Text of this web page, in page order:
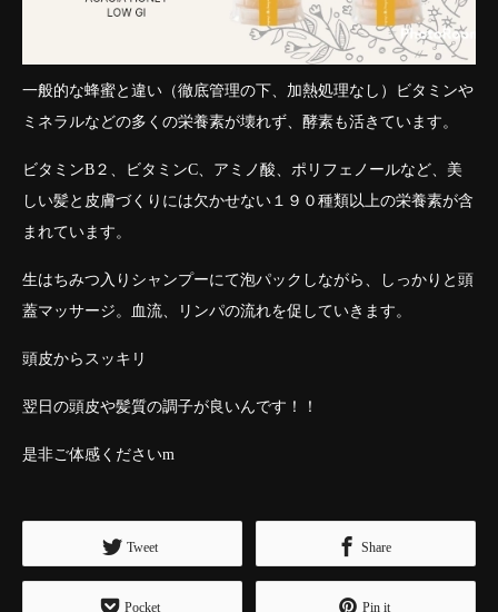
一般的な蜂蜜と違い（徹底管理の下、加熱処理なし）ビタミンや
ミネラルなどの多くの栄養素が壊れず、酵素も活きています。
ビタミンB２、ビタミンC、アミノ酸、ポリフェノールなど、美
しい髪と皮膚づくりには欠かせない１９０種類以上の栄養素が含
まれています。
生はちみつ入りシャンプーにて泡パックしながら、しっかりと頭
蓋マッサージ。血流、リンパの流れを促していきます。
頭皮からスッキリ
翌日の頭皮や髪質の調子が良いんです！！
是非ご体感くださいm
Tweet Share
Pocket Pin it